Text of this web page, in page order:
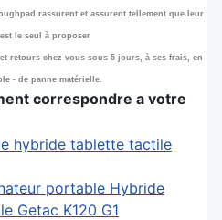
rassurent et assurent tellement que leur
le seul à proposer
retours chez vous sous 5 jours, à ses frais, en
- de panne matérielle.
correspondre a votre
portable Hybride
Getac K120 G1